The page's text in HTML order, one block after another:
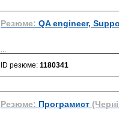
Резюме: QA engineer,
...
ID резюме: 1180341
Резюме: Програмист